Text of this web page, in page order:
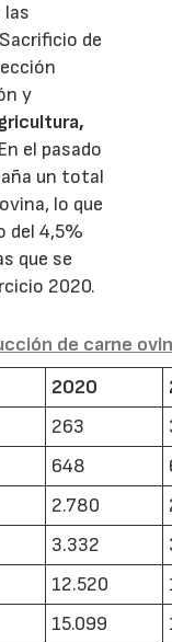
las
de
y
el pasado
un total
lo que
del 4,5%
que se
2020.
de carne
2020
263
648
2.780
3.332
12.520
15.099